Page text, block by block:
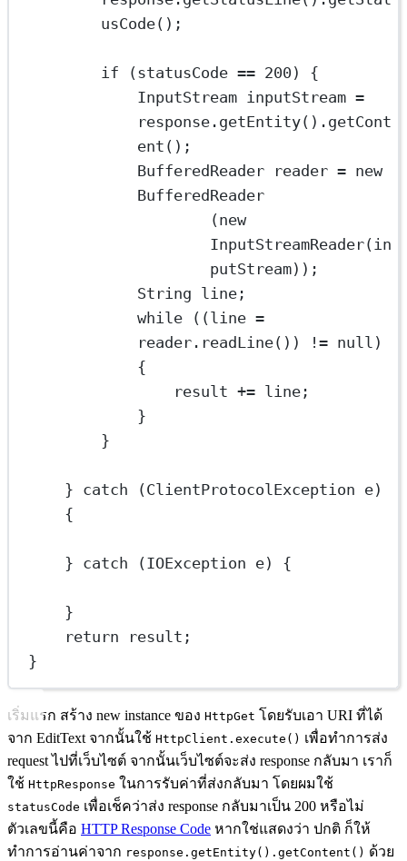
usCode();
if (statusCode == 200 ) {
InputStream inputStream =
response. getEntity(). getCont
ent ();
BufferedReader
reader = new
BufferedReader
(new
InputStreamReader(in
putStream));
String line;
while ((line =
reader. readLine()) != null )
{
result += line;
}
}
} catch (ClientProtocolException e)
{
} catch (IOException e) {
}
return result;
}
เริ่มแรก สร้าง new instance ของ HttpGet โดยรับเอา URI ที่ได้
จาก EditText จากนั้นใช้ HttpClient.execute() เพื่อทำการส่ง
request ไปที่เว็บไซต์ จากนั้นเว็บไซต์จะส่ง response กลับมา เราก็
ใช้ HttpResponse ในการรับค่าที่ส่งกลับมา โดยผมใช้
statusCode เพื่อเช็คว่าส่ง response กลับมาเป็น 200 หรือไม่
ตัวเลขนี้คือ HTTP Response Code หากใช่แสดงว่า ปกติ ก็ให้
ทำการอ่านค่าจาก response.getEntity().getContent() ด้วย